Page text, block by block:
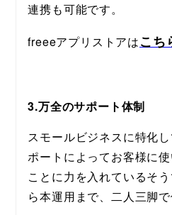
連携も可能です。
freeeアプリストアはこち
3.万全のサポート体制
スモールビジネスに特化
ポートによってお客様に
ことに力を入れているそ
ら本運用まで、二人三脚で